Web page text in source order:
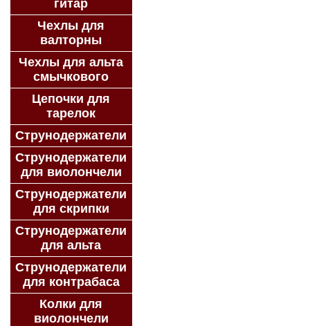
гитар
Чехлы для
валторны
Чехлы для альта
смычкового
Цепочки для
тарелок
Струнодержатели
Струнодержатели
для виолончели
Струнодержатели
для скрипки
Струнодержатели
для альта
Струнодержатели
для контрабаса
Колки для
виолончели